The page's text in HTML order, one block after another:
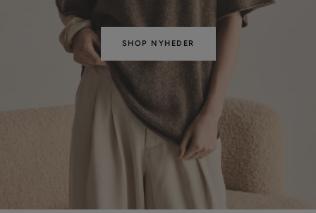
SHOP NYHEDER